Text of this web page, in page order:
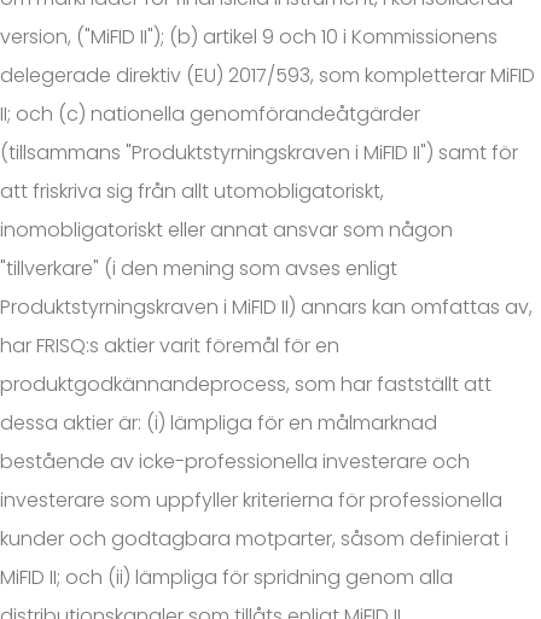
version, ("MiFID II"); (b) artikel 9 och 10 i Kommissionens
delegerade direktiv (EU) 2017/593, som kompletterar MiFID
II; och (c) nationella genomförandeåtgärder
(tillsammans "Produktstyrningskraven i MiFID II") samt för
att friskriva sig från allt utomobligatoriskt,
inomobligatoriskt eller annat ansvar som någon
"tillverkare" (i den mening som avses enligt
Produktstyrningskraven i MiFID II) annars kan omfattas av,
har FRISQ:s aktier varit föremål för en
produktgodkännandeprocess, som har fastställt att
dessa aktier är: (i) lämpliga för en målmarknad
bestående av icke-professionella investerare och
investerare som uppfyller kriterierna för professionella
kunder och godtagbara motparter, såsom definierat i
MiFID II; och (ii) lämpliga för spridning genom alla